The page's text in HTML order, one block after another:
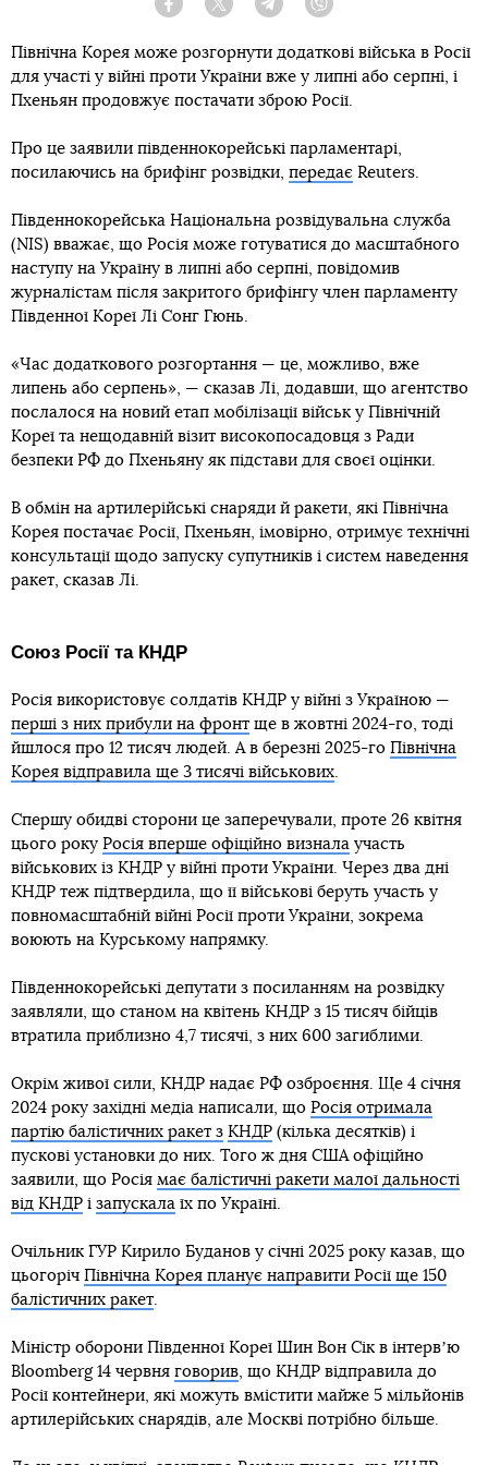
Facebook Twitter Telegram
Північна Корея може розгорнути додаткові війська в Росії
для участі у війні проти України вже у липні або серпні, і
Пхеньян продовжує постачати зброю Росії.
Про це заявили південнокорейські парламентарі,
посилаючись на брифінг розвідки, передає Reuters.
Південнокорейська Національна розвідувальна служба
(NIS) вважає, що Росія може готуватися до масштабного
наступу на Україну в липні або серпні, повідомив
журналістам після закритого брифінгу член парламенту
Південної Кореї Лі Сонг Гюнь.
«Час додаткового розгортання — це, можливо, вже
липень або серпень», — сказав Лі, додавши, що агентство
послалося на новий етап мобілізації військ у Північній
Кореї та нещодавній візит високопосадовця з Ради
безпеки РФ до Пхеньяну як підстави для своєї оцінки.
В обмін на артилерійські снаряди й ракети, які Північна
Корея постачає Росії, Пхеньян, імовірно, отримує технічні
консультації щодо запуску супутників і систем наведення
ракет, сказав Лі.
Союз Росії та КНДР
Росія використовує солдатів КНДР у війні з Україною —
перші з них прибули на фронт ще в жовтні 2024-го, тоді
йшлося про 12 тисяч людей. А в березні 2025-го Північна
Корея відправила ще 3 тисячі військових
Спершу обидві сторони це заперечували, проте 26 квітня
цього року Росія вперше офіційно визнала участь
військових із КНДР у війні проти України. Через два дні
КНДР теж підтвердила, що її військові беруть участь у
повномасштабній війні Росії проти України, зокрема
воюють на Курському напрямку.
Південнокорейські депутати з посиланням на розвідку
заявляли, що станом на квітень КНДР з 15 тисяч бійців
втратила приблизно 4,7 тисячі, з них 600 загиблими.
Окрім живої сили, КНДР надає РФ озброєння. Ще 4 січня
2024 року західні медіа написали, що Росія отримала
партію балістичних ракет з КНДР (кілька десятків) і
пускові установки до них. Того ж дня США офіційно
заявили, що Росія має балістичні ракети малої дальності
від КНДР і запускала їх по Україні.
Очільник ГУР Кирило Буданов у січні 2025 року казав, що
цьогоріч Північна Корея планує направити Росії ще 150
балістичних ракет
Міністр оборони Південної Кореї Шин Вон Сік в інтервʼю
Bloomberg 14 червня говорив , що КНДР відправила до
Росії контейнери, які можуть вмістити майже 5 мільйонів
артилерійських снарядів, але Москві потрібно більше.